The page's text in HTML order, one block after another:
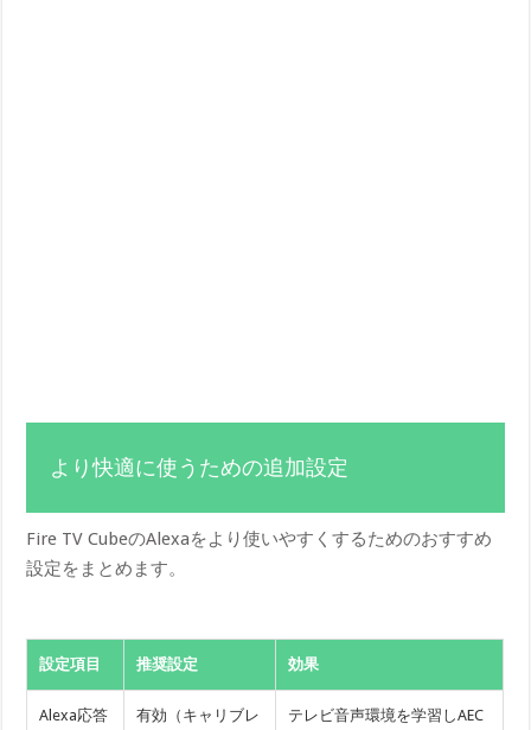
より快適に使うための追加設定
Fire TV CubeのAlexaをより使いやすくするためのおすすめ
設定をまとめます。
設定項目 推奨設定 効果
Alexa応答
有効（キャリブレ
テレビ音声環境を学習しAEC